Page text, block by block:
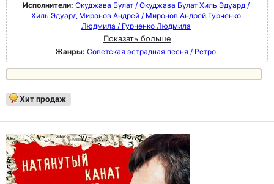
Исполнители: Окуджава Булат / Окуджава Булат Хиль Эдуард /
Хиль Эдуард Миронов Андрей / Миронов Андрей Гурченко
Людмила / Гурченко Людмила
Показать больше
Жанры: Советская эстрадная песня / Ретро
Хит продаж